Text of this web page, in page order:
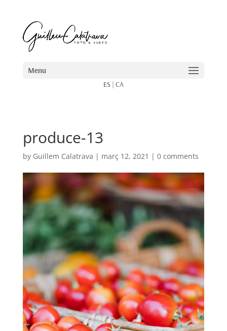
ES| CA
produce-13
by Guillem Calatrava | març 12, 2021 | 0 comments